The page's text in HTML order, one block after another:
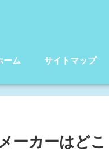
ーム サイトマップ
ーカーはどこ